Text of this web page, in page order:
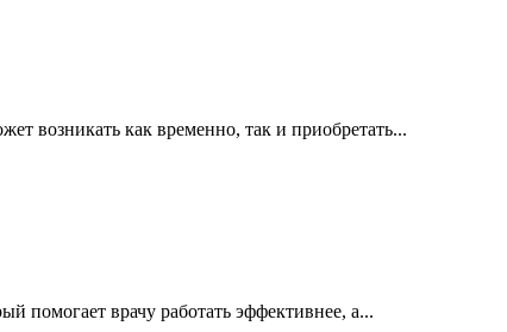
возникать как временно, так и приобретать...
помогает врачу работать эффективнее, а...